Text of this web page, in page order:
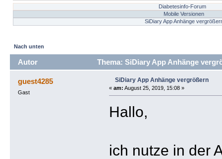
Diabetesinfo-Forum
Mobile Versionen
SiDiary App Anhänge
Nach unten
Autor Thema: SiDiary App Anhänge
guest4285
Gast
SiDiary App Anhänge vergrößern
« am: August 25, 2019, 15:08 »
Hallo,
ich nutze in der